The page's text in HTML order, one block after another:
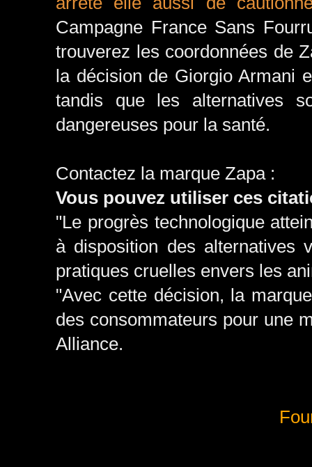
Campagne France Sans
trouverez les coordonnées de
la décision de Giorgio Armani
tandis que les alternatives
dangereuses pour la santé.
Contactez la marque Zapa :
Vous pouvez utiliser ces
"Le progrès technologique
à disposition des alternatives
pratiques cruelles envers les
"Avec cette décision, la
des consommateurs pour une
Alliance.